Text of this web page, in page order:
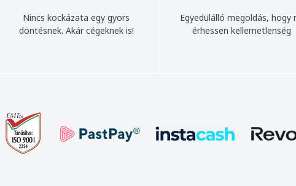
Nincs kockázata egy gyors
döntésnek. Akár cégeknek is!
Egyedülálló megoldás, hogy
érhessen kellemetlenség